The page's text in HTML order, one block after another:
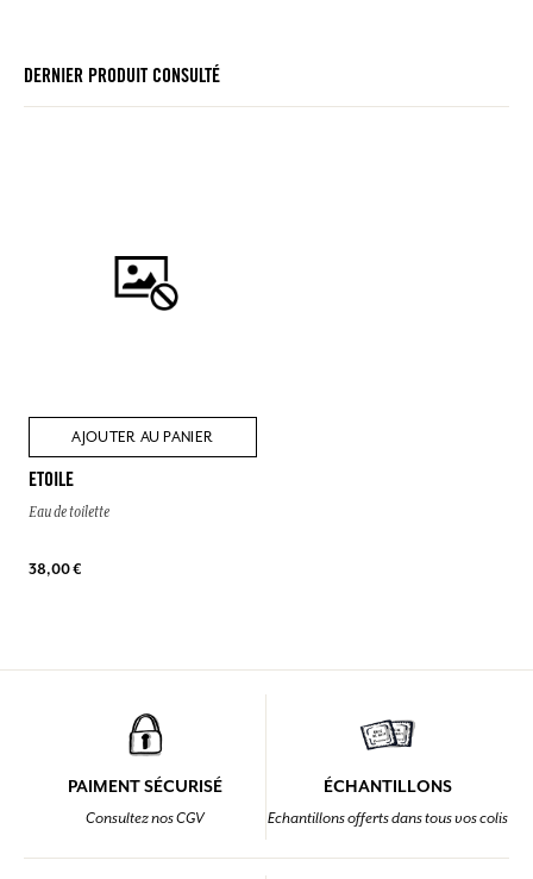
DERNIER PRODUIT CONSULTÉ
AJOUTER AU PANIER
ETOILE
Eau de toilette
38,00 €
PAIMENT SÉCURISÉ
Consultez nos CGV
ÉCHANTILLONS
Echantillons offerts dans tous vos colis